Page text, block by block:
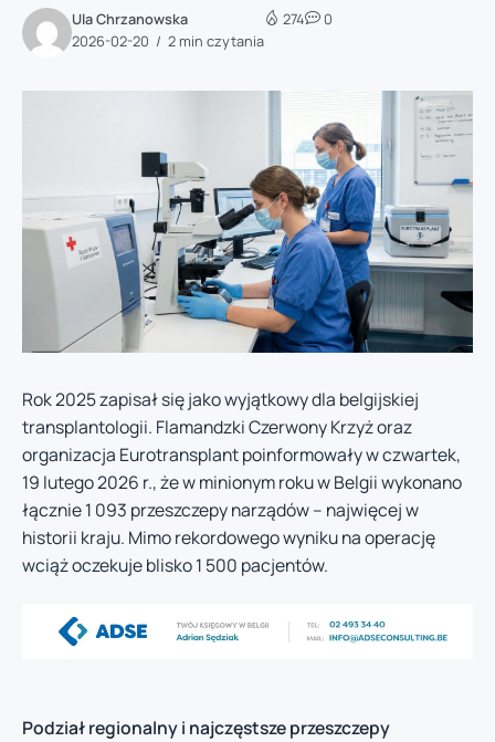
Ula Chrzanowska
2026-02-20
2 min czytania
274 0
Rok 2025 zapisał się jako wyjątkowy dla belgijskiej
transplantologii. Flamandzki Czerwony Krzyż oraz
organizacja Eurotransplant poinformowały w czwartek,
19 lutego 2026 r., że w minionym roku w Belgii wykonano
łącznie 1 093 przeszczepy narządów – najwięcej w
historii kraju. Mimo rekordowego wyniku na operację
wciąż oczekuje blisko 1 500 pacjentów.
Podział regionalny i najczęstsze przeszczepy